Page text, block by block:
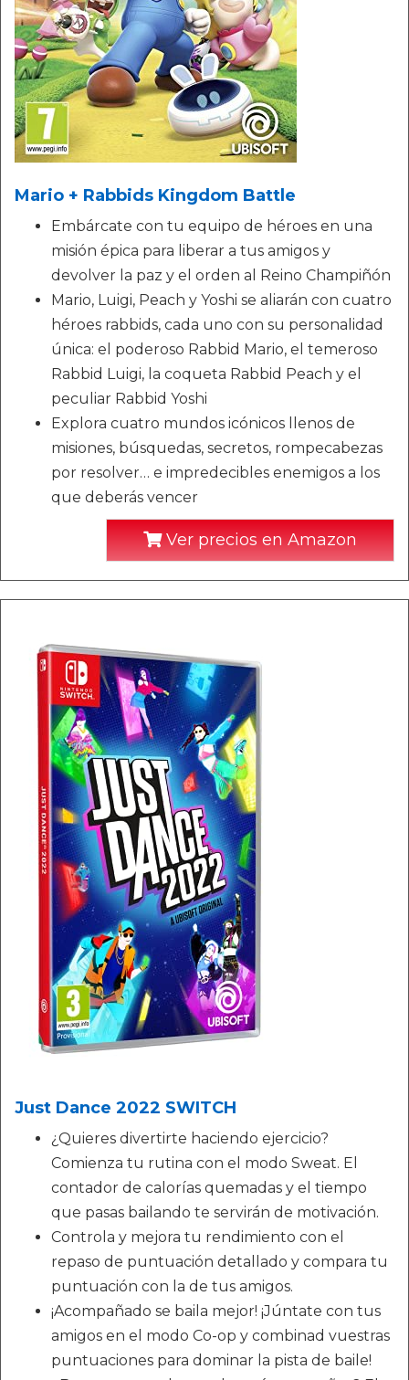
Mario + Rabbids Kingdom Battle
Embárcate con tu equipo de héroes en una
misión épica para liberar a tus amigos y
devolver la paz y el orden al Reino Champiñón
Mario, Luigi, Peach y Yoshi se aliarán con cuatro
héroes rabbids, cada uno con su personalidad
única: el poderoso Rabbid Mario, el temeroso
Rabbid Luigi, la coqueta Rabbid Peach y el
peculiar Rabbid Yoshi
Explora cuatro mundos icónicos llenos de
misiones, búsquedas, secretos, rompecabezas
por resolver… e impredecibles enemigos a los
que deberás vencer
Ver precios en Amazon
Just Dance 2022 SWITCH
¿Quieres divertirte haciendo ejercicio?
Comienza tu rutina con el modo Sweat. El
contador de calorías quemadas y el tiempo
que pasas bailando te servirán de motivación.
Controla y mejora tu rendimiento con el
repaso de puntuación detallado y compara tu
puntuación con la de tus amigos.
¡Acompañado se baila mejor! ¡Júntate con tus
amigos en el modo Co-op y combinad vuestras
puntuaciones para dominar la pista de baile!